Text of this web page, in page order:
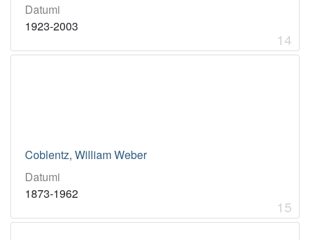
Datumi
1923-2003
14
Coblentz, William Weber
Datumi
1873-1962
15